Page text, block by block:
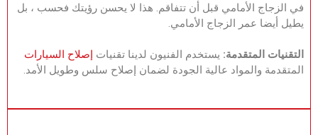
في الزجاج الأمامي قبل أن تتفاقم.‏ ‏هذا لا يحسن رؤيتك فحسب ، بل
يطيل أيضا عمر الزجاج الأمامي.‏
‏التقنيات المتقدمة:‏‏ يستخدم الفنيون لدينا تقنيات ‏‏إصلاح السيارات‏‏
المتقدمة والمواد عالية الجودة لضمان إصلاح سلس وطويل الأمد.‏